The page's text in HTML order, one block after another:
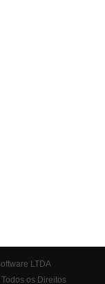
LTDA
os Direitos